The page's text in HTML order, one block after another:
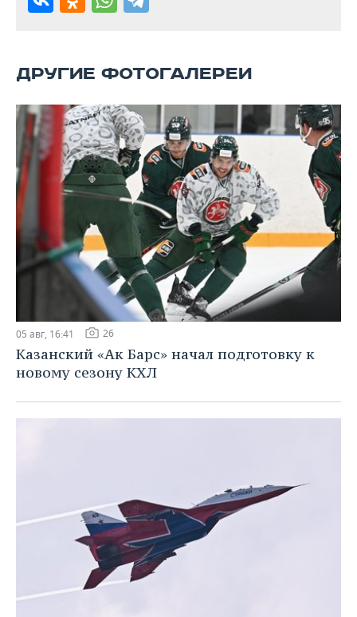
ДРУГИЕ ФОТОГАЛЕРЕИ
05 авг, 16:41 26
Казанский «Ак Барс» начал подготовку к
новому сезону КХЛ